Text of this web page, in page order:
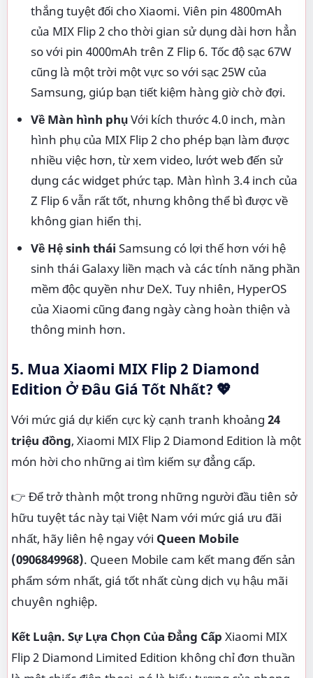
thắng tuyệt đối cho Xiaomi. Viên pin 4800mAh
của MIX Flip 2 cho thời gian sử dụng dài hơn hẳn
so với pin 4000mAh trên Z Flip 6. Tốc độ sạc 67W
cũng là một trời một vực so với sạc 25W của
Samsung, giúp bạn tiết kiệm hàng giờ chờ đợi.
Về Màn hình phụVới kích thước 4.0 inch, màn
hình phụ của MIX Flip 2 cho phép bạn làm được
nhiều việc hơn, từ xem video, lướt web đến sử
dụng các widget phức tạp. Màn hình 3.4 inch của
Z Flip 6 vẫn rất tốt, nhưng không thể bì được về
không gian hiển thị.
Về Hệ sinh thái Samsung có lợi thế hơn với hệ
sinh thái Galaxy liền mạch và các tính năng phần
mềm độc quyền như DeX. Tuy nhiên, HyperOS
của Xiaomi cũng đang ngày càng hoàn thiện và
thông minh hơn.
5. Mua Xiaomi MIX Flip 2 Diamond
Edition Ở Đâu Giá Tốt Nhất? 💖
Với mức giá dự kiến cực kỳ cạnh tranh khoảng 24
triệu đồng, Xiaomi MIX Flip 2 Diamond Edition là một
món hời cho những ai tìm kiếm sự đẳng cấp.
👉 Để trở thành một trong những người đầu tiên sở
hữu tuyệt tác này tại Việt Nam với mức giá ưu đãi
nhất, hãy liên hệ ngay với Queen Mobile
(0906849968). Queen Mobile cam kết mang đến sản
phẩm sớm nhất, giá tốt nhất cùng dịch vụ hậu mãi
chuyên nghiệp.
Kết Luận. Sự Lựa Chọn Của Đẳng Cấp Xiaomi MIX
Flip 2 Diamond Limited Edition không chỉ đơn thuần